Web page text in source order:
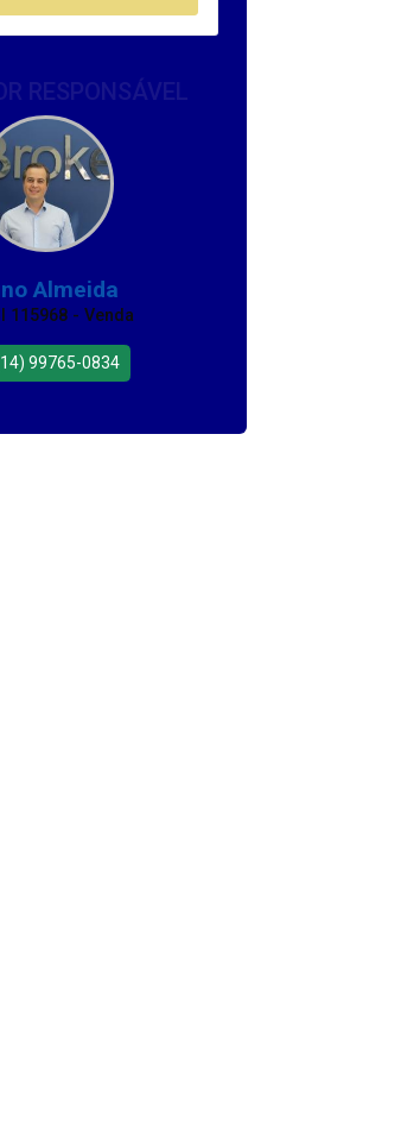
Almeida
115968 - Venda
99765-0834